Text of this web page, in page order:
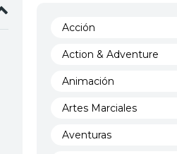
Acción
Action & Adventure
Animación
Artes Marciales
Aventuras